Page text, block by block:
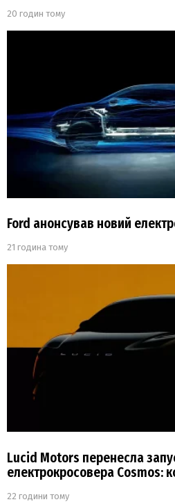
20 годин тому
Ford анонсував новий
21 година тому
Lucid Motors перенесла
електрокросовера Cosmos:
22 години тому